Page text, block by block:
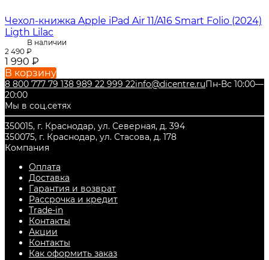
Чехол-книжка Apple iPad Air 11/A16 Smart Folio (2024)
Ligth Lilac
В наличии
2 490 ₽
1 990 ₽
В корзину
8 800 777 79 138 989 22 999 22info@dicentre.ruПн-Вс 10:00—
20:00
Мы в соц.сетях
350015, г. Краснодар, ул. Северная, д. 394
350075, г. Краснодар, ул. Стасова, д. 178
Компания
Оплата
Доставка
Гарантия и возврат
Рассрочка и кредит
Trade-in
Контакты
Акции
Контакты
Как оформить заказ